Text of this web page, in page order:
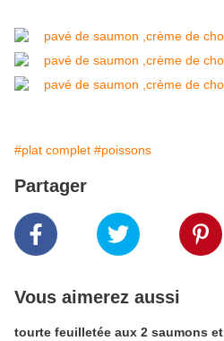
#plat complet #poissons
Partager
Vous aimerez aussi
tourte feuilletée aux 2 saumons et